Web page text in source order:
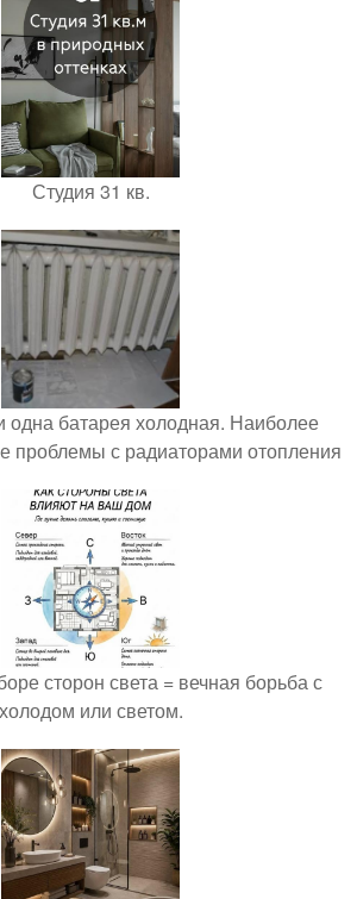
Студия 31 кв.
одна батарея холодная. Наиболее
проблемы с радиаторами отопления
сторон света = вечная борьба с
холодом или светом.